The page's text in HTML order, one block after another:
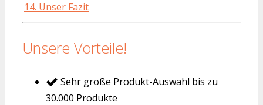
14. Unser Fazit
Unsere Vorteile!
Sehr große Produkt-Auswahl bis zu
30.000 Produkte